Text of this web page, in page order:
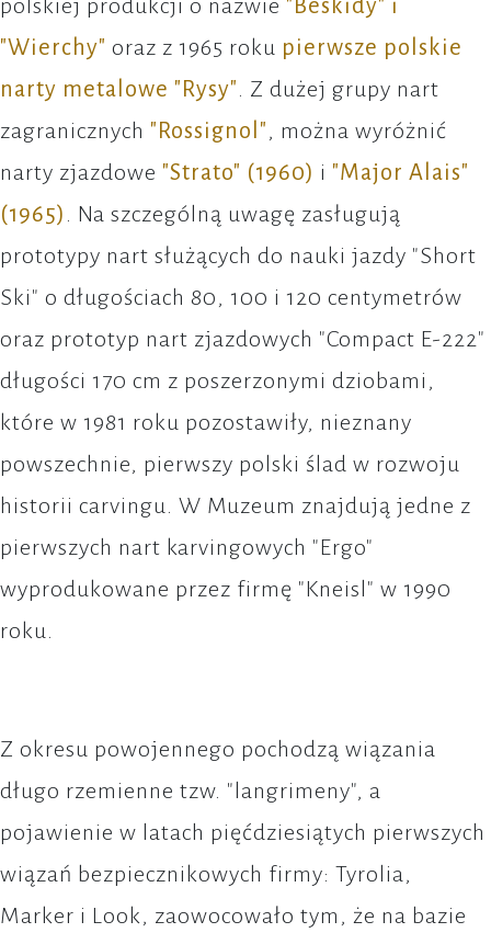
polskiej produkcji o nazwie "Beskidy" i
"Wierchy" oraz z 1965 roku pierwsze polskie
narty metalowe "Rysy" . Z dużej grupy nart
zagranicznych "Rossignol", można wyróżnić
narty zjazdowe "Strato" (1960) i "Major Alais"
(1965)
. Na szczególną uwagę zasługują
prototypy nart służących do nauki jazdy "Short
Ski" o długościach 80, 100 i 120 centymetrów
oraz prototyp nart zjazdowych "Compact E-222"
długości 170 cm z poszerzonymi dziobami,
które w 1981 roku pozostawiły, nieznany
powszechnie, pierwszy polski ślad w rozwoju
historii carvingu. W Muzeum znajdują jedne z
pierwszych nart karvingowych "Ergo"
wyprodukowane przez firmę "Kneisl" w 1990
roku.
Z okresu powojennego pochodzą wiązania
długo rzemienne tzw. "langrimeny", a
pojawienie w latach pięćdziesiątych pierwszych
wiązań bezpiecznikowych firmy: Tyrolia,
Marker i Look, zaowocowało tym, że na bazie